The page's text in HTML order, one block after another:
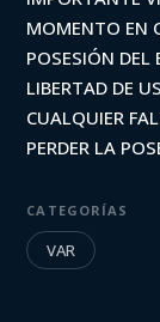
MOMENTO EN
POSESIÓN
LIBERTAD DE
CUALQUIER
PERDER LA
CATEGORÍAS
VAR